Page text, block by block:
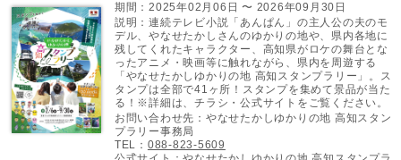
期間：2025年02月06日 〜 2026年09月30日
説明：連続テレビ小説「あんぱん」の主人公の夫のモ
デル、やなせたかしさんのゆかりの地や、県内各地に
残してくれたキャラクター、高知県がロケの舞台とな
ったアニメ・映画等に触れながら、県内を周遊する
「やなせたかしゆかりの地 高知スタンプラリー」。ス
タンプは全部で41ヶ所！スタンプを集めて景品が当た
る！※詳細は、チラシ・公式サイトをご覧ください。
お問い合わせ先：やなせたかしゆかりの地 高知スタン
プラリー事務局
TEL： 088-823-5609